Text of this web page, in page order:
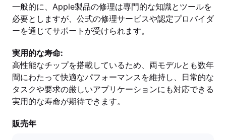
一般的に、Apple製品の修理は専門的な知識とツールを
必要としますが、公式の修理サービスや認定プロバイダ
ーを通じてサポートが受けられます。
実用的な寿命:
高性能なチップを搭載しているため、両モデルとも数年
間にわたって快適なパフォーマンスを維持し、日常的な
タスクや要求の厳しいアプリケーションにも対応できる
実用的な寿命が期待できます。
販売年